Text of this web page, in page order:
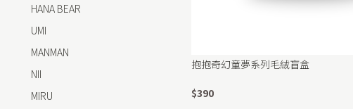
HANA BEAR
UMI
MANMAN
NII
MIRU
抱抱奇幻童夢系列毛絨盲盒
$390